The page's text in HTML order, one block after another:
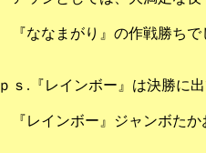
『ななまがり』の作戦勝ちで
ｐｓ.『レインボー』は決勝に
『レインボー』ジャンボたか